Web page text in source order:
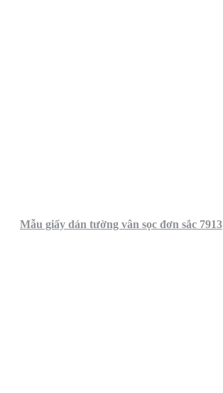
Mẫu giấy dán tường vân sọc đơn sắc 7913